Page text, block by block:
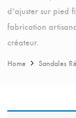
d’ajuster sur pied
fabrication
créateur.
Home Sandales